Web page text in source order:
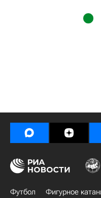
Футбол Фигурное